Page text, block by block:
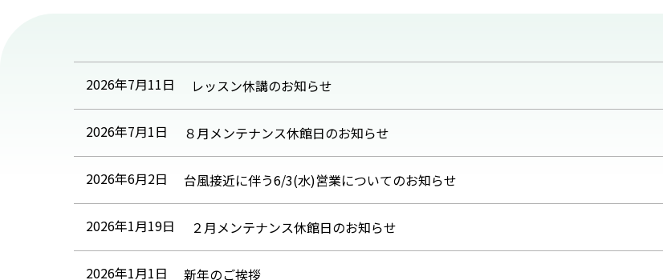
2026年7月11日 レッスン休講のお知らせ
2026年7月1日 ８月メンテナンス休館日のお知らせ
2026年6月2日 台風接近に伴う6/3(水)営業についてのお知らせ
2026年1月19日 ２月メンテナンス休館日のお知らせ
2026年1月1日 新年のご挨拶